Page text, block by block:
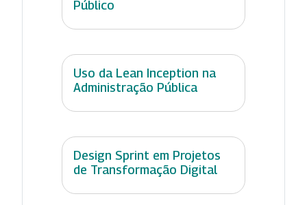
Público
Uso da Lean Inception na
Administração Pública
Design Sprint em Projetos
de Transformação Digital